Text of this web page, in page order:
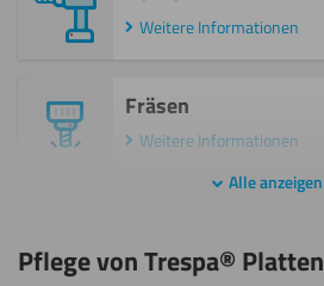
Weitere Informationen
Fräsen
Weitere Informationen
Weitere Informationen
Alle anzeigen
Pflege von Trespa® Platten